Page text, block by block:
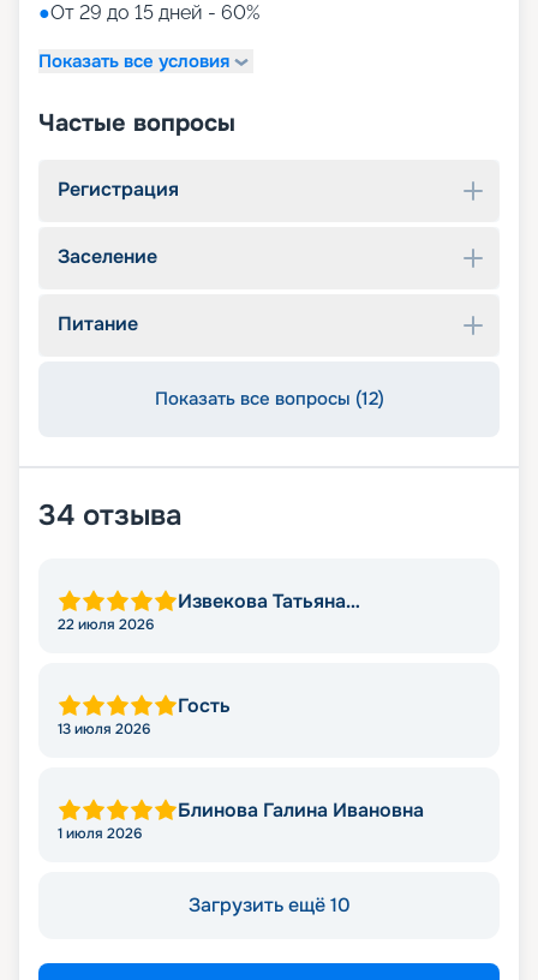
●От 29 до 15 дней - 60%
Показать все условия
Частые вопросы
Регистрация
Заселение
Питание
Показать все вопросы (12)
34 отзыва
Извекова Татьяна
22 июля 2026
Гость
13 июля 2026
Блинова Галина Ивановна
1 июля 2026
Загрузить ещё 10